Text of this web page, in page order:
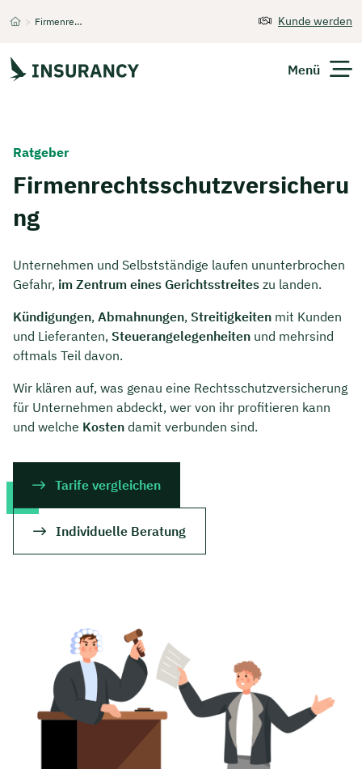
> Firmenrechtsschutzversicherung Kunde werden
Menü
Finanzen
Kontakt
Ratgeber
Firmenrechtsschutzversicheru
ng
Unternehmen und Selbstständige laufen ununterbrochen
Gefahr, im Zentrum eines Gerichtsstreites zu landen.
Kündigungen, Abmahnungen, Streitigkeiten mit Kunden
und Lieferanten, Steuerangelegenheiten und mehrsind
oftmals Teil davon.
Wir klären auf, was genau eine Rechtsschutzversicherung
für Unternehmen abdeckt, wer von ihr profitieren kann
und welche Kosten damit verbunden sind.
Tarife vergleichen
Individuelle Beratung